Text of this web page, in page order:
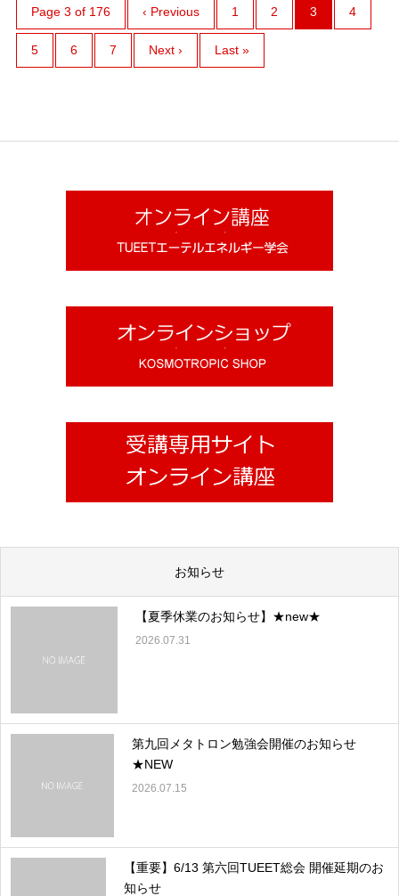
Page 3 of 176 ‹ Previous 1 2 3 4
5 6 7 Next › Last »
お知らせ
【夏季休業のお知らせ】★new★
2026.07.31
第九回メタトロン勉強会開催のお知らせ
★NEW
2026.07.15
【重要】6/13 第六回TUEET総会 開催延期のお
知らせ